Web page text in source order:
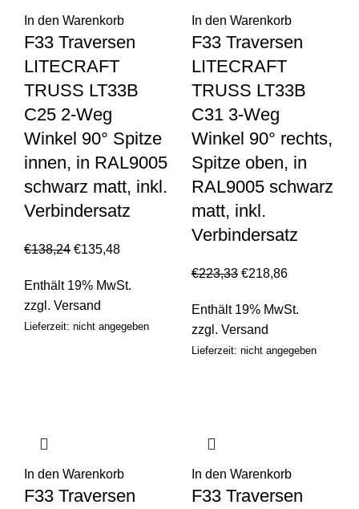
In den Warenkorb
F33 Traversen
LITECRAFT
TRUSS LT33B
C25 2-Weg
Winkel 90° Spitze
innen, in RAL9005
schwarz matt, inkl.
Verbindersatz
€138,24 €135,48
Enthält 19% MwSt.
zzgl. Versand
Lieferzeit: nicht angegeben
In den Warenkorb
F33 Traversen
LITECRAFT
TRUSS LT33B
C31 3-Weg
Winkel 90° rechts,
Spitze oben, in
RAL9005 schwarz
matt, inkl.
Verbindersatz
€223,33 €218,86
Enthält 19% MwSt.
zzgl. Versand
Lieferzeit: nicht angegeben
In den Warenkorb
F33 Traversen
In den Warenkorb
F33 Traversen